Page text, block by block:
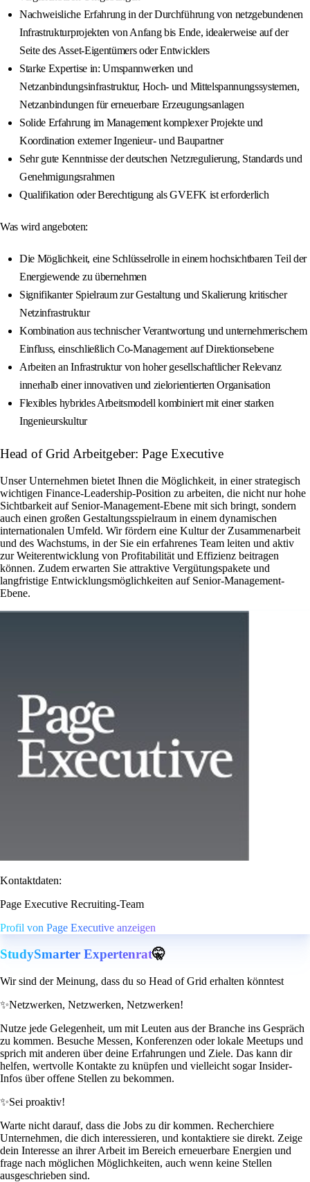
Nachweisliche Erfahrung in der Durchführung von netzgebundenen
Infrastrukturprojekten von Anfang bis Ende, idealerweise auf der
Seite des Asset-Eigentümers oder Entwicklers
Starke Expertise in: Umspannwerken und
Netzanbindungsinfrastruktur, Hoch- und Mittelspannungssystemen,
Netzanbindungen für erneuerbare Erzeugungsanlagen
Solide Erfahrung im Management komplexer Projekte und
Koordination externer Ingenieur- und Baupartner
Sehr gute Kenntnisse der deutschen Netzregulierung, Standards und
Genehmigungsrahmen
Qualifikation oder Berechtigung als GVEFK ist erforderlich
Was wird angeboten:
Die Möglichkeit, eine Schlüsselrolle in einem hochsichtbaren Teil der
Energiewende zu übernehmen
Signifikanter Spielraum zur Gestaltung und Skalierung kritischer
Netzinfrastruktur
Kombination aus technischer Verantwortung und unternehmerischem
Einfluss, einschließlich Co-Management auf Direktionsebene
Arbeiten an Infrastruktur von hoher gesellschaftlicher Relevanz
innerhalb einer innovativen und zielorientierten Organisation
Flexibles hybrides Arbeitsmodell kombiniert mit einer starken
Ingenieurskultur
Head of Grid Arbeitgeber: Page Executive
Unser Unternehmen bietet Ihnen die Möglichkeit, in einer strategisch
wichtigen Finance-Leadership-Position zu arbeiten, die nicht nur hohe
Sichtbarkeit auf Senior-Management-Ebene mit sich bringt, sondern
auch einen großen Gestaltungsspielraum in einem dynamischen
internationalen Umfeld. Wir fördern eine Kultur der Zusammenarbeit
und des Wachstums, in der Sie ein erfahrenes Team leiten und aktiv
zur Weiterentwicklung von Profitabilität und Effizienz beitragen
können. Zudem erwarten Sie attraktive Vergütungspakete und
langfristige Entwicklungsmöglichkeiten auf Senior-Management-
Ebene.
Kontaktdaten:
Page Executive Recruiting-Team
Profil von Page Executive anzeigen
StudySmarter Expertenrat🤫
Wir sind der Meinung, dass du so Head of Grid erhalten könntest
✨Netzwerken, Netzwerken, Netzwerken!
Nutze jede Gelegenheit, um mit Leuten aus der Branche ins Gespräch
zu kommen. Besuche Messen, Konferenzen oder lokale Meetups und
sprich mit anderen über deine Erfahrungen und Ziele. Das kann dir
helfen, wertvolle Kontakte zu knüpfen und vielleicht sogar Insider-
Infos über offene Stellen zu bekommen.
✨Sei proaktiv!
Warte nicht darauf, dass die Jobs zu dir kommen. Recherchiere
Unternehmen, die dich interessieren, und kontaktiere sie direkt. Zeige
dein Interesse an ihrer Arbeit im Bereich erneuerbare Energien und
frage nach möglichen Möglichkeiten, auch wenn keine Stellen
ausgeschrieben sind.